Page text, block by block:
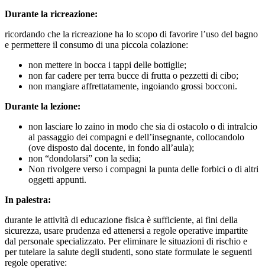
Durante la ricreazione:
ricordando che la ricreazione ha lo scopo di favorire l’uso del bagno
e permettere il consumo di una piccola colazione:
non mettere in bocca i tappi delle bottiglie;
non far cadere per terra bucce di frutta o pezzetti di cibo;
non mangiare affrettatamente, ingoiando grossi bocconi.
Durante la lezione:
non lasciare lo zaino in modo che sia di ostacolo o di intralcio
al passaggio dei compagni e dell’insegnante, collocandolo
(ove disposto dal docente, in fondo all’aula);
non “dondolarsi” con la sedia;
Non rivolgere verso i compagni la punta delle forbici o di altri
oggetti appunti.
In palestra:
durante le attività di educazione fisica è sufficiente, ai fini della
sicurezza, usare prudenza ed attenersi a regole operative impartite
dal personale specializzato. Per eliminare le situazioni di rischio e
per tutelare la salute degli studenti, sono state formulate le seguenti
regole operative: